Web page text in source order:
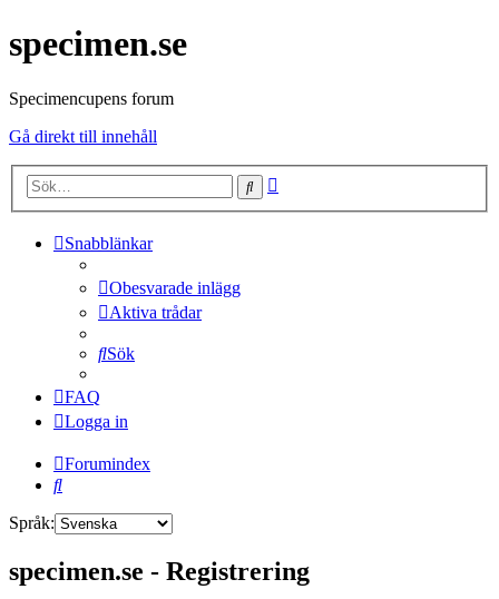
specimen.se
Specimencupens forum
Gå direkt till innehåll
Sök
Snabblänkar
Obesvarade inlägg
Aktiva trådar
Sök
FAQ
Logga in
Forumindex
Sök
Språk:
specimen.se - Registrering